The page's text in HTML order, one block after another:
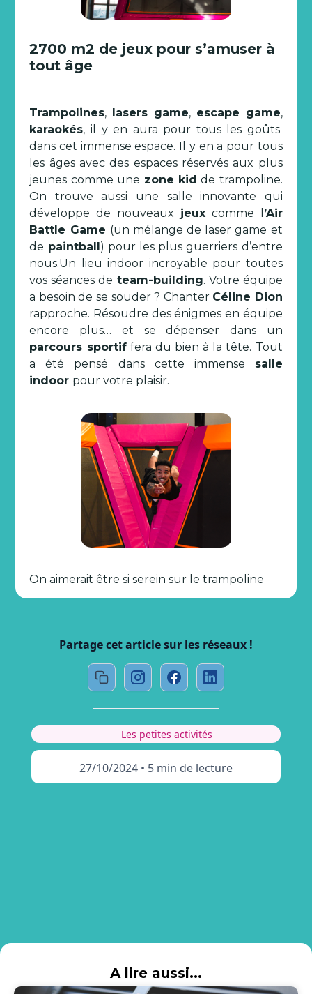
2700 m2 de jeux pour s’amuser à
tout âge
Trampolines, lasers game, escape game,
karaokés, il y en aura pour tous les goûts
dans cet immense espace. Il y en a pour tous
les âges avec des espaces réservés aux plus
jeunes comme une zone kid de trampoline.
On trouve aussi une salle innovante qui
développe de nouveaux jeux comme l ’Air
Battle Game (un mélange de laser game et
de paintball) pour les plus guerriers d’entre
nous.Un lieu indoor incroyable pour toutes
vos séances de team-building. Votre équipe
a besoin de se souder ? Chanter Céline Dion
rapproche. Résoudre des énigmes en équipe
encore plus… et se dépenser dans un
parcours sportiffera du bien à la tête. Tout
a été pensé dans cette immense salle
indoor pour votre plaisir.
On aimerait être si serein sur le trampoline
Partage cet article sur les réseaux !
Les petites activités
27/10/2024 • 5 min de lecture
A lire aussi...